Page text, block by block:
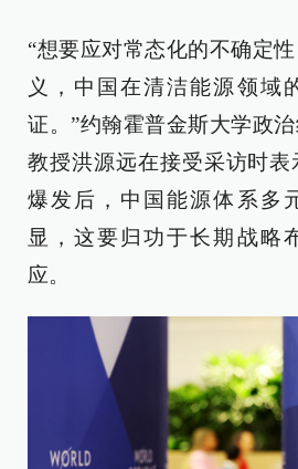
“想要应对常态化的不确定
义，中国在清洁能源领域
证。”约翰霍普金斯大学政
教授洪源远在接受采访时
爆发后，中国能源体系多
显，这要归功于长期战略
应。